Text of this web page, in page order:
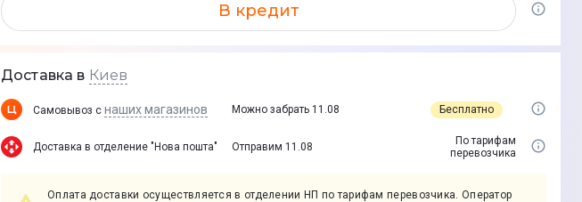
В кредит
Доставка в Киев
Самовывоз с наших магазинов Можно забрать 11.08 Бесплатно
Доставка в отделение "Нова пошта" Отправим 11.08
По тарифам
перевозчика
Оплата доставки осуществляется в отделении НП по тарифам перевозчика. Оператор